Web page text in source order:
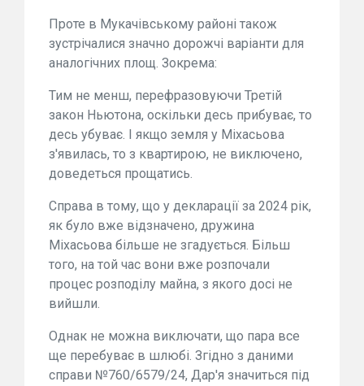
Проте в Мукачівському районі також
зустрічалися значно дорожчі варіанти для
аналогічних площ. Зокрема:
Тим не менш, перефразовуючи Третій
закон Ньютона, оскільки десь прибуває, то
десь убуває. І якщо земля у Міхасьова
з'явилась, то з квартирою, не виключено,
доведеться прощатись.
Справа в тому, що у декларації за 2024 рік,
як було вже відзначено, дружина
Міхасьова більше не згадується. Більш
того, на той час вони вже розпочали
процес розподілу майна, з якого досі не
вийшли.
Однак не можна виключати, що пара все
ще перебуває в шлюбі. Згідно з даними
справи №760/6579/24, Дар'я значиться під